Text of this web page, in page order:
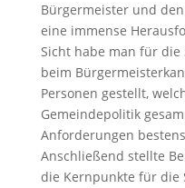
Bürgermeister und
eine immense
Sicht habe man für die
beim
Personen gestellt,
Gemeindepolitik
Anforderungen
Anschließend stellte
die Kernpunkte für die